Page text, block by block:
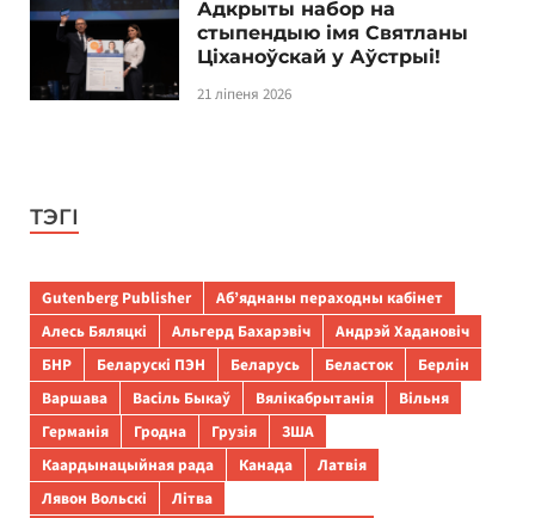
Адкрыты набор на
стыпендыю імя Святланы
Ціханоўскай у Аўстрыі!
21 ліпеня 2026
ТЭГІ
Gutenberg Publisher
Аб’яднаны пераходны кабінет
Алесь Бяляцкі
Альгерд Бахарэвіч
Андрэй Хадановіч
БНР
Беларускі ПЭН Беларусь Беласток
Берлін
Варшава
Васіль Быкаў Вялікабрытанія
Вільня
Германія
Гродна Грузія
ЗША
Каардынацыйная рада
Канада
Латвія
Лявон Вольскі
Літва